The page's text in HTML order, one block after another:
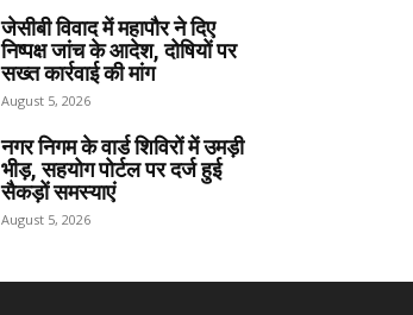
जेसीबी विवाद में महापौर ने दिए
निष्पक्ष जांच के आदेश, दोषियों पर
सख्त कार्रवाई की मांग
August 5, 2026
नगर निगम के वार्ड शिविरों में उमड़ी
भीड़, सहयोग पोर्टल पर दर्ज हुई
सैकड़ों समस्याएं
August 5, 2026